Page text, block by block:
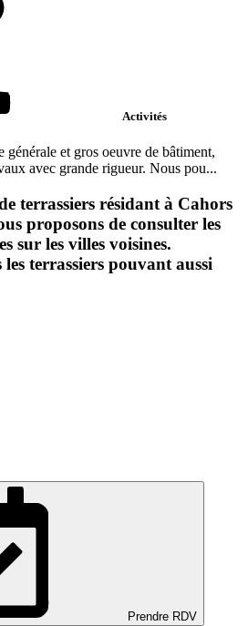
Activités
générale et gros oeuvre de bâtiment,
avec grande rigueur. Nous pou...
terrassiers résidant à Cahors
proposons de consulter les
sur les villes voisines.
les terrassiers pouvant aussi
Prendre RDV